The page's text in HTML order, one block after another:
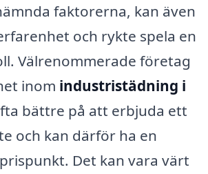
faktorerna, kan även
och rykte spela en
Välrenommerade företag
inom industristädning i
bättre på att erbjuda ett
och kan därför ha en
Det kan vara värt